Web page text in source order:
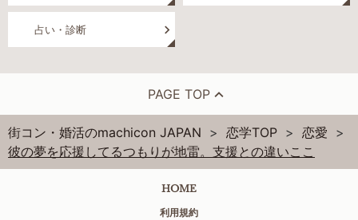
占い・診断
PAGE TOP
街コン・婚活のmachicon JAPAN 恋学TOP
恋愛
彼の夢を応援してるつもりが地雷。支援との違いここ
HOME
利用規約